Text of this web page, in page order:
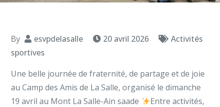
By esvpdelasalle 20 avril 2026
Activités
sportives
Une belle journée de fraternité, de partage et de joie
au Camp des Amis de La Salle, organisé le dimanche
19 avril au Mont La Salle-Ain saade
Entre activités,